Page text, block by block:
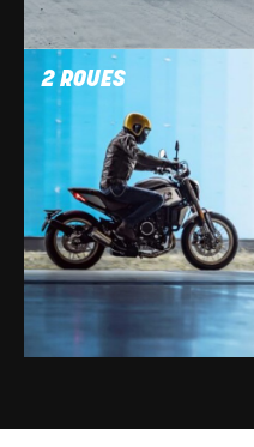
2 ROUES